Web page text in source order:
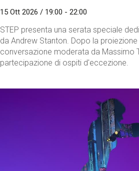
15 Ott 2026 / 19:00 - 22:00
STEP presenta una serata speciale
da Andrew Stanton. Dopo la proiezione
conversazione moderata da Massimo
partecipazione di ospiti d'eccezione.